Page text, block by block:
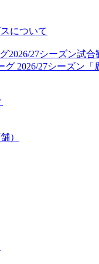
について
2026/27シーズン試合
2026/27シーズン「
）